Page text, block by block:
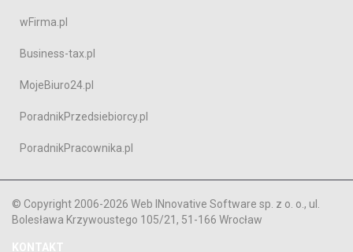
wFirma.pl
Business-tax.pl
MojeBiuro24.pl
PoradnikPrzedsiebiorcy.pl
PoradnikPracownika.pl
© Copyright 2006-2026 Web INnovative Software sp. z o. o., ul.
Bolesława Krzywoustego 105/21, 51-166 Wrocław
KONTAKT